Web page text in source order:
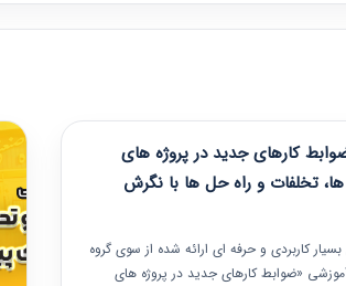
کارهای جدید در پروژه های
تخلفات و راه حل ها با نگرش
کاربردی و حرفه‏ ای ارائه شده از سوی گروه
آموزشی «ضوابط کارهای جدید در پروژه های